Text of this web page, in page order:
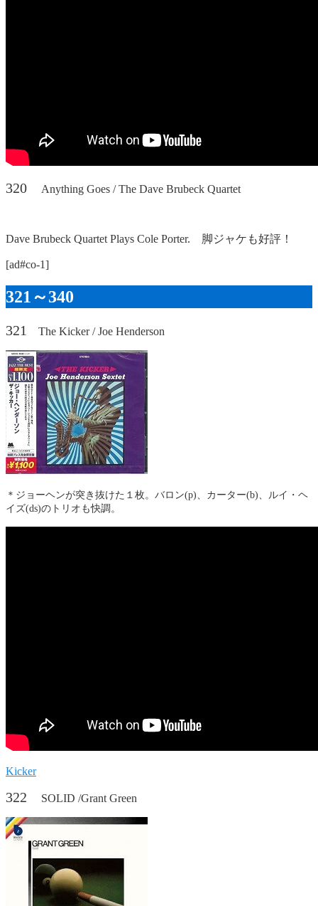
320 Anything Goes / The Dave Brubeck Quartet
Dave Brubeck Quartet Plays Cole Porter. 脚ジャケも好評！
[ad#co-1]
321～340
321 The Kicker / Joe Henderson
＊ジョーヘンが突き抜けた１枚。バロン(p)、カーター(b)、ルイ・ヘ
イズ(ds)のトリオも快調。
Kicker
322 SOLID /Grant Green